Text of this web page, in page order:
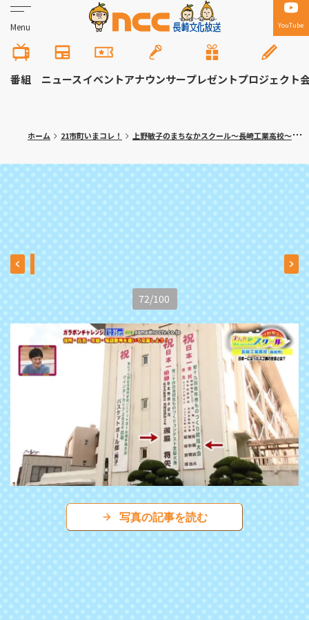
Menu YouTube
番組 ニュースイベントアナウンサープレゼントプロジェクト
ホーム 21市町いまコレ！ 上野敏子のまちなかスクール～長崎工業高校～
72/100
写真の記事を読む